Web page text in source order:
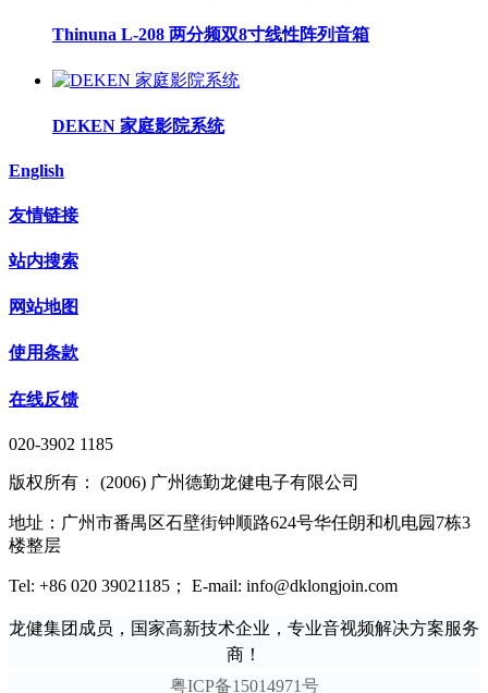
Thinuna L-208 两分频双8寸线性阵列音箱
DEKEN 家庭影院系统
English
友情链接
站内搜索
网站地图
使用条款
在线反馈
020-3902 1185
版权所有： (2006) 广州德勤龙健电子有限公司
地址：广州市番禺区石壁街钟顺路624号华任朗和机电园7栋3
楼整层
Tel: +86 020 39021185； E-mail: info@dklongjoin.com
龙健集团成员，国家高新技术企业，专业音视频解决方案服务
商！
粤ICP备15014971号